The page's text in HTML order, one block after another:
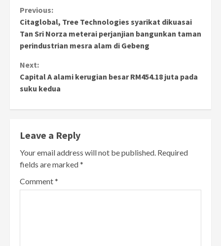
Continue
Reading
Previous:
Citaglobal, Tree Technologies syarikat dikuasai
Tan Sri Norza meterai perjanjian bangunkan taman
perindustrian mesra alam di Gebeng
Next:
Capital A alami kerugian besar RM454.18 juta pada
suku kedua
Leave a Reply
Your email address will not be published. Required
fields are marked*
Comment*